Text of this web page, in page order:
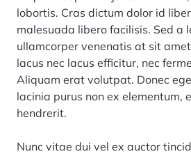
lobortis. Cras dictum dolor id
malesuada libero facilisis. Sed a
ullamcorper venenatis at sit
lacus nec lacus efficitur, nec
Aliquam erat volutpat. Donec
lacinia purus non ex elementum,
hendrerit.
Nunc vitae dui vel ex auctor